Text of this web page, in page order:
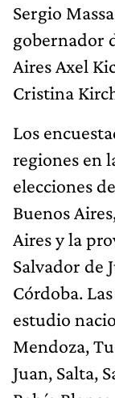
Sergio
gobernador
Aires Axel
Cristina
Los
regiones en
elecciones
Buenos
Aires y la
Salvador de
Córdoba.
estudio
Mendoza,
Juan, Salta,